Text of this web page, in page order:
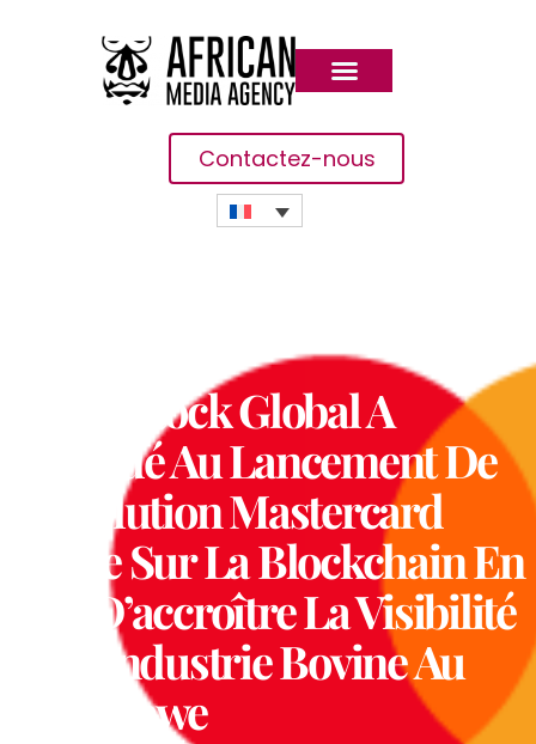
Contactez-nous
E-Livestock Global A
Procédé Au Lancement De
La Solution Mastercard
Basée Sur La Blockchain En
Vue D’accroître La Visibilité
De L’industrie Bovine Au
Zimbabwe